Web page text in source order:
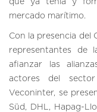
que ya tenía y
mercado marítimo.
Con la presencia del
representantes de
afianzar las
actores del
Veconinter, se
Süd, DHL, Hapag-